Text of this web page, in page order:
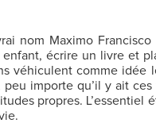
nom Maximo
écrire un livre et
véhiculent comme idée
importe qu’il y ait
propres. L’essentiel